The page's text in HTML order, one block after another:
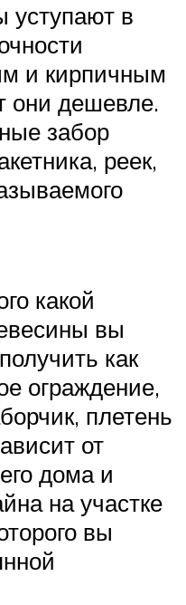
уступают в
и кирпичным
они дешевле.
забор
реек,
какой
вы
как
ограждение,
плетень
от
дома и
на участке
вы